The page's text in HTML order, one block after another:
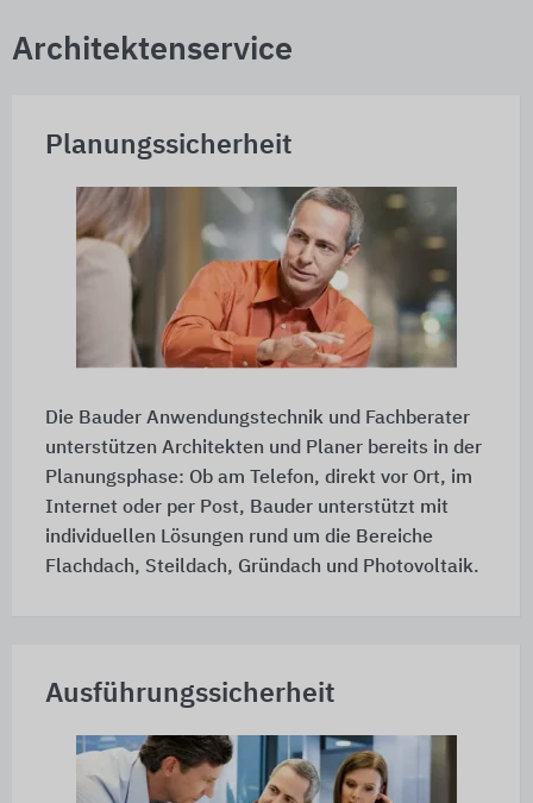
Architektenservice
Planungssicherheit
Die Bauder Anwendungstechnik und Fachberater
unterstützen Architekten und Planer bereits in der
Planungsphase: Ob am Telefon, direkt vor Ort, im
Internet oder per Post, Bauder unterstützt mit
individuellen Lösungen rund um die Bereiche
Flachdach, Steildach, Gründach und Photovoltaik.
Ausführungssicherheit